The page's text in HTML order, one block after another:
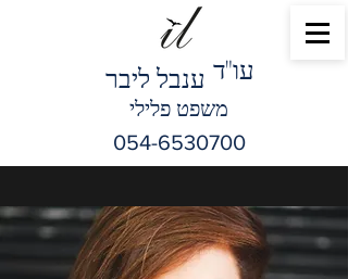
ענבל ליבר
משפט פלילי
"עו ד
054-6530700